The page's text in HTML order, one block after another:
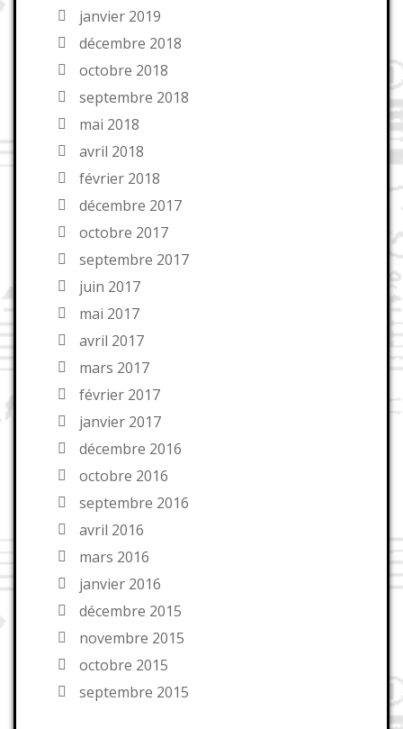
janvier 2019
décembre 2018
octobre 2018
septembre 2018
mai 2018
avril 2018
février 2018
décembre 2017
octobre 2017
septembre 2017
juin 2017
mai 2017
avril 2017
mars 2017
février 2017
janvier 2017
décembre 2016
octobre 2016
septembre 2016
avril 2016
mars 2016
janvier 2016
décembre 2015
novembre 2015
octobre 2015
septembre 2015